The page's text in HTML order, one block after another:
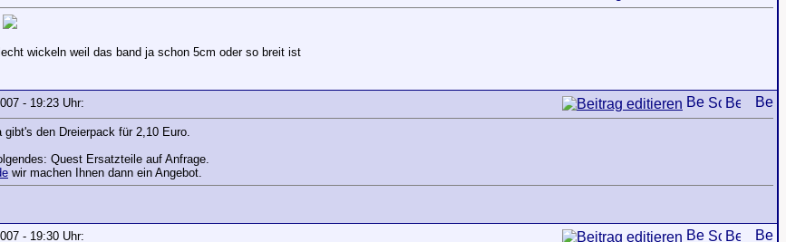
wickeln weil das band ja schon 5cm oder so breit ist
- 19:23 Uhr:
den Dreierpack für 2,10 Euro.
Quest Ersatzteile auf Anfrage.
wir machen Ihnen dann ein Angebot.
- 19:30 Uhr: